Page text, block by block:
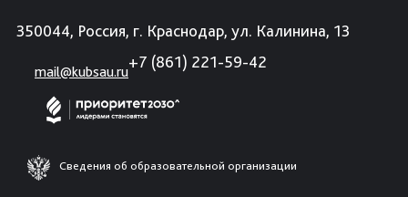
350044, Россия, г. Краснодар, ул. Калинина, 13
mail@kubsau.ru
+7 (861) 221-59-42
Сведения об образовательной организации